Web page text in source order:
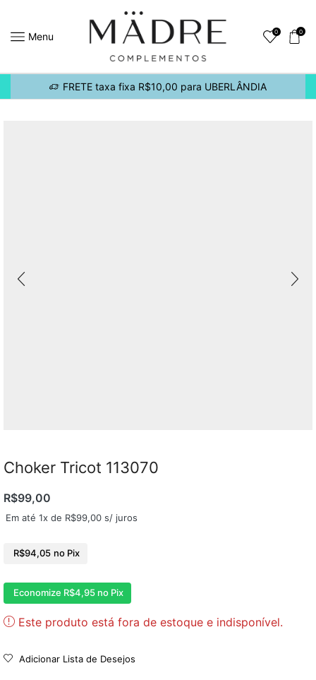
Menu 0 0
FRETE taxa fixa R$10,00 para UBERLÂNDIA
Choker Tricot 113070
R$99,00
Em até 1x de R$99,00 s/ juros
R$94,05 no Pix
Economize R$4,95 no Pix
Este produto está fora de estoque e indisponível.
Adicionar Lista de Desejos